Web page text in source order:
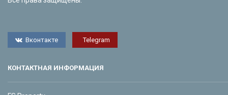
Вконтакте Telegram
КОНТАКТНАЯ ИНФОРМАЦИЯ